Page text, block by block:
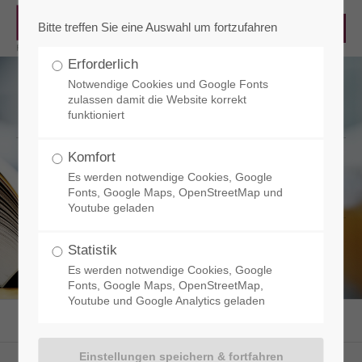
Glossar
Bitte treffen Sie eine Auswahl um fortzufahren
Erforderlich
Notwendige Cookies und Google Fonts
zulassen damit die Website korrekt
funktioniert
Komfort
Es werden notwendige Cookies, Google
Fonts, Google Maps, OpenStreetMap und
Youtube geladen
Statistik
Es werden notwendige Cookies, Google
Fonts, Google Maps, OpenStreetMap,
Youtube und Google Analytics geladen